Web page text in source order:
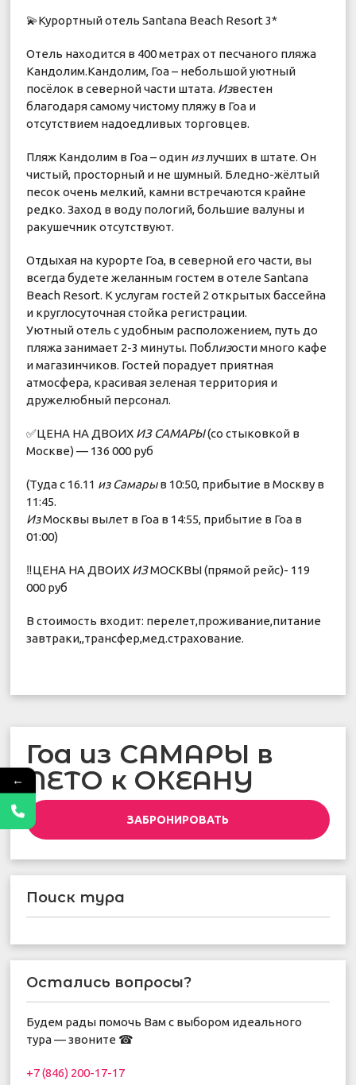
💫Курортный отель Santana Beach Resort 3*
Отель находится в 400 метрах от песчаного пляжа
Кандолим.Кандолим, Гоа – небольшой уютный
посёлок в северной части штата. Известен
благодаря самому чистому пляжу в Гоа и
отсутствием надоедливых торговцев.
Пляж Кандолим в Гоа – один излучших в штате. Он
чистый, просторный и не шумный. Бледно-жёлтый
песок очень мелкий, камни встречаются крайне
редко. Заход в воду пологий, большие валуны и
ракушечник отсутствуют.
Отдыхая на курорте Гоа, в северной его части, вы
всегда будете желанным гостем в отеле Santana
Beach Resort. К услугам гостей 2 открытых бассейна
и круглосуточная стойка регистрации.
Уютный отель с удобным расположением, путь до
пляжа занимает 2-3 минуты. Поблизости много кафе
и магазинчиков. Гостей порадует приятная
атмосфера, красивая зеленая территория и
дружелюбный персонал.
✅ЦЕНА НА ДВОИХ ИЗ САМАРЫ(со стыковкой в
Москве) — 136 000 руб
(Туда с 16.11 из Самарыв 10:50, прибытие в Москву в
11:45.
ИзМосквы вылет в Гоа в 14:55, прибытие в Гоа в
01:00)
‼ЦЕНА НА ДВОИХ ИЗМОСКВЫ (прямой рейс)- 119
000 руб
В стоимость входит: перелет,проживание,питание
завтраки,,трансфер,мед.страхование.
Гоа из САМАРЫ в
ЛЕТО к ОКЕАНУ
ЗАБРОНИРОВАТЬ
Поиск тура
Остались вопросы?
Будем рады помочь Вам с выбором идеального
тура — звоните ☎
+7 (846) 200-17-17
←